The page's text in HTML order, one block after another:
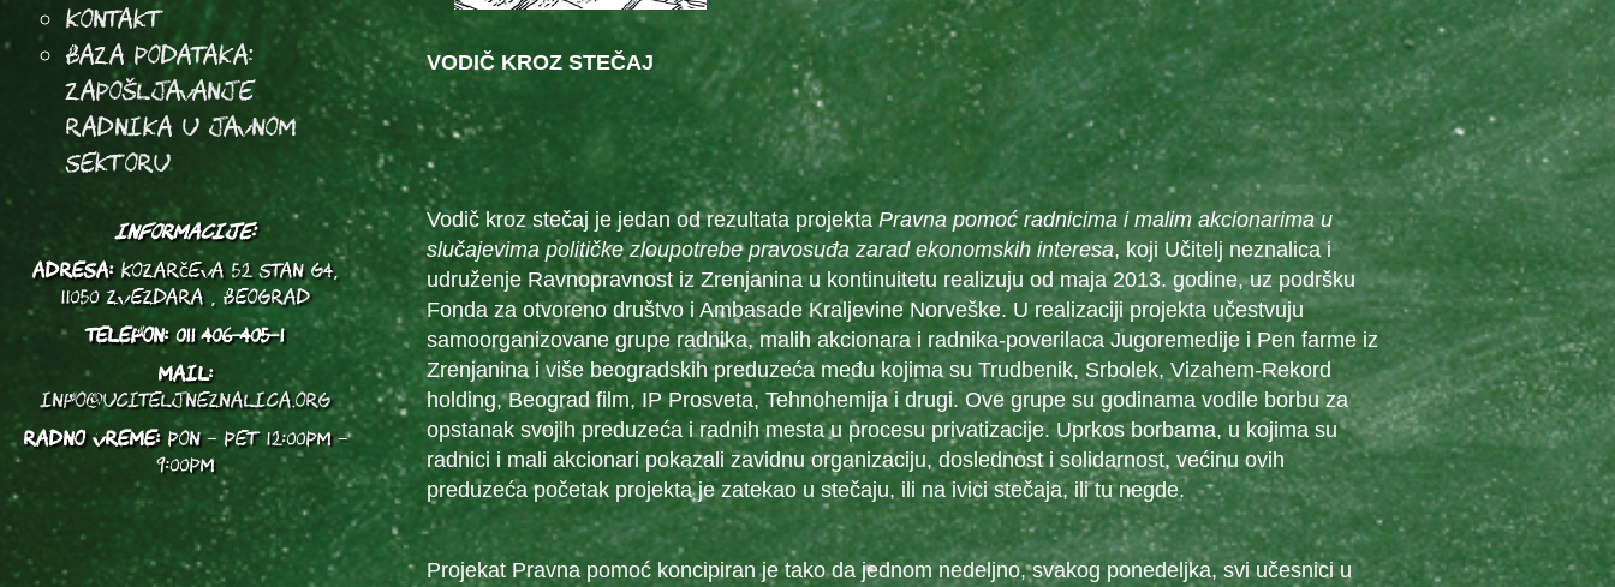
Kontakt
Baza podataka:
Zapošljavanje
radnika u javnom
sektoru
INFORMACIJE:
ADRESA:Kozarčeva 52 stan G4,
11050 Zvezdara , Beograd
TELEFON: 011 406-405-1
MAIL:
info@uciteljneznalica.org
RADNO VREME:PON - PET 12:00PM -
9:00PM
VODIČ KROZ STEČAJ
Vodič kroz stečaj je jedan od rezultata projekta Pravna pomoć radnicima i malim akcionarima u
slučajevima političke zloupotrebe pravosuđa zarad ekonomskih interesa, koji Učitelj neznalica i
udruženje Ravnopravnost iz Zrenjanina u kontinuitetu realizuju od maja 2013. godine, uz podršku
Fonda za otvoreno društvo i Ambasade Kraljevine Norveške. U realizaciji projekta učestvuju
samoorganizovane grupe radnika, malih akcionara i radnika-poverilaca Jugoremedije i Pen farme iz
Zrenjanina i više beogradskih preduzeća među kojima su Trudbenik, Srbolek, Vizahem-Rekord
holding, Beograd film, IP Prosveta, Tehnohemija i drugi. Ove grupe su godinama vodile borbu za
opstanak svojih preduzeća i radnih mesta u procesu privatizacije. Uprkos borbama, u kojima su
radnici i mali akcionari pokazali zavidnu organizaciju, doslednost i solidarnost, većinu ovih
preduzeća početak projekta je zatekao u stečaju, ili na ivici stečaja, ili tu negde.
Projekat Pravna pomoć koncipiran je tako da jednom nedeljno, svakog ponedeljka, svi učesnici u